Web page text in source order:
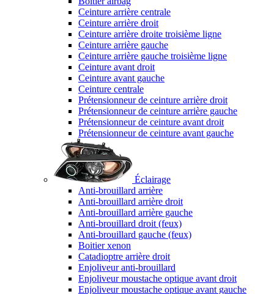
Ceinture arrière centrale
Ceinture arrière droit
Ceinture arrière droite troisième ligne
Ceinture arrière gauche
Ceinture arrière gauche troisième ligne
Ceinture avant droit
Ceinture avant gauche
Ceinture centrale
Prétensionneur de ceinture arrière droit
Prétensionneur de ceinture arrière gauche
Prétensionneur de ceinture avant droit
Prétensionneur de ceinture avant gauche
Éclairage
Anti-brouillard arrière
Anti-brouillard arrière droit
Anti-brouillard arrière gauche
Anti-brouillard droit (feux)
Anti-brouillard gauche (feux)
Boitier xenon
Catadioptre arrière droit
Enjoliveur anti-brouillard
Enjoliveur moustache optique avant droit
Enjoliveur moustache optique avant gauche